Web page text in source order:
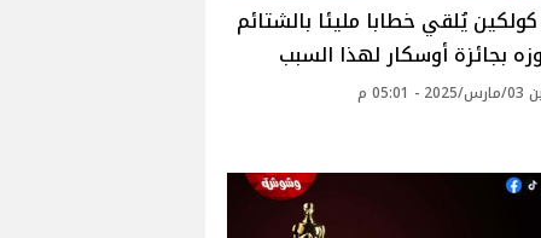
يُلقي خطابا مليئا بالشتائم
بجائزة أوسكار لهذا السبب
م